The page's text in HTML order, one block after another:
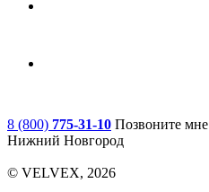
8 (800) 775-31-10 Позвоните мне
Нижний Новгород
© VELVEX, 2026